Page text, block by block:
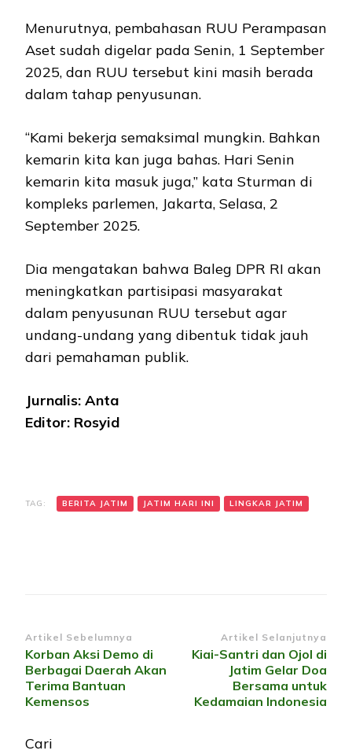
Menurutnya, pembahasan RUU Perampasan
Aset sudah digelar pada Senin, 1 September
2025, dan RUU tersebut kini masih berada
dalam tahap penyusunan.
“Kami bekerja semaksimal mungkin. Bahkan
kemarin kita kan juga bahas. Hari Senin
kemarin kita masuk juga,” kata Sturman di
kompleks parlemen, Jakarta, Selasa, 2
September 2025.
Dia mengatakan bahwa Baleg DPR RI akan
meningkatkan partisipasi masyarakat
dalam penyusunan RUU tersebut agar
undang-undang yang dibentuk tidak jauh
dari pemahaman publik.
Jurnalis: Anta
Editor: Rosyid
TAG: BERITA JATIM JATIM HARI INI LINGKAR JATIM
Navigasi
Artikel
Artikel Sebelumnya
Korban Aksi Demo di
Berbagai Daerah Akan
Terima Bantuan
Kemensos
Artikel Selanjutnya
Kiai-Santri dan Ojol di
Jatim Gelar Doa
Bersama untuk
Kedamaian Indonesia
Cari